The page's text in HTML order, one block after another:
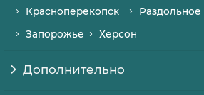
Красноперекопск
Раздольное
Запорожье
Херсон
Дополнительно